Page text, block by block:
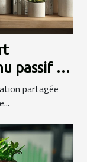
passif en
partagée